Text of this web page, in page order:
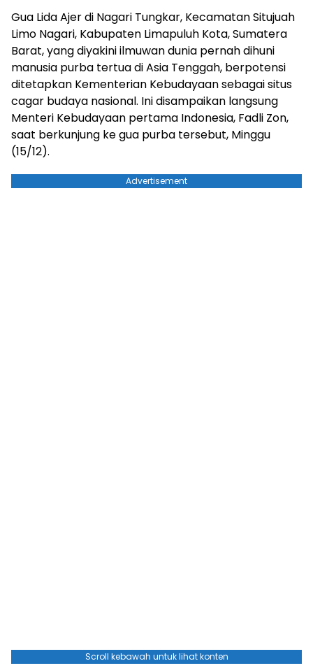
Gua Lida Ajer di Nagari Tungkar, Kecamatan Situjuah
Limo Nagari, Kabupaten Limapuluh Kota, Sumatera
Barat, yang diyakini ilmuwan dunia pernah dihuni
manusia purba tertua di Asia Tenggah, berpotensi
ditetapkan Kementerian Kebudayaan sebagai situs
cagar budaya nasional. Ini disampaikan langsung
Menteri Kebudayaan pertama Indonesia, Fadli Zon,
saat berkunjung ke gua purba tersebut, Minggu
(15/12).
Advertisement
Scroll kebawah untuk lihat konten